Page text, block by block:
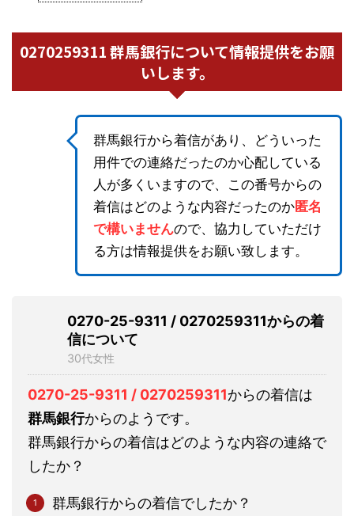
0270259311 群馬銀行について情報提供をお願
いします。
群馬銀行から着信があり、どういった
用件での連絡だったのか心配している
人が多くいますので、この番号からの
着信はどのような内容だったのか匿名
で構いませんので、協力していただけ
る方は情報提供をお願い致します。
0270-25-9311 / 0270259311からの着
信について
30代女性
0270-25-9311 / 0270259311からの着信は
群馬銀行からのようです。
群馬銀行からの着信はどのような内容の連絡で
したか？
群馬銀行からの着信でしたか？